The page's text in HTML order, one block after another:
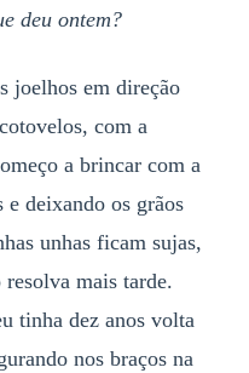
deu ontem?
joelhos em direção
com a
a brincar com a
deixando os grãos
unhas ficam sujas,
resolva mais tarde.
tinha dez anos volta
nos braços na